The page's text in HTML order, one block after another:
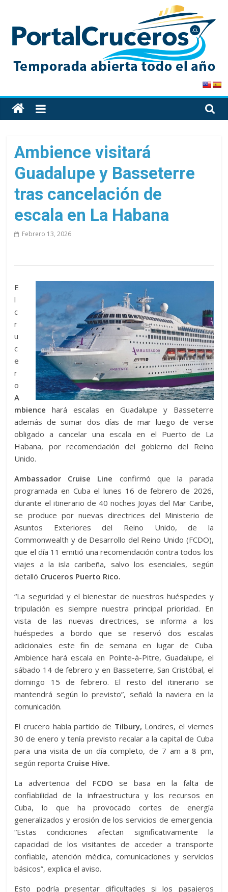
content
PortalCruceros
Toda
la
cruceros
en
solo
Ambience visitará
Guadalupe y Basseterre
tras cancelación de
escala en La Habana
Febrero 13, 2026
E
l
c
r
u
c
e
r
o
A
mbience hará escalas en Guadalupe y Basseterre
además de sumar dos días de mar luego de verse
obligado a cancelar una escala en el Puerto de La
Habana, por recomendación del gobierno del Reino
Unido.
Ambassador Cruise Line confirmó que la parada
programada en Cuba el lunes 16 de febrero de 2026,
durante el itinerario de 40 noches Joyas del Mar Caribe,
se produce por nuevas directrices del Ministerio de
Asuntos Exteriores del Reino Unido, de la
Commonwealth y de Desarrollo del Reino Unido (FCDO),
que el día 11 emitió una recomendación contra todos los
viajes a la isla caribeña, salvo los esenciales, según
detalló Cruceros Puerto Rico.
“La seguridad y el bienestar de nuestros huéspedes y
tripulación es siempre nuestra principal prioridad. En
vista de las nuevas directrices, se informa a los
huéspedes a bordo que se reservó dos escalas
adicionales este fin de semana en lugar de Cuba.
Ambience hará escala en Pointe-à-Pitre, Guadalupe, el
sábado 14 de febrero y en Basseterre, San Cristóbal, el
domingo 15 de febrero. El resto del itinerario se
mantendrá según lo previsto”, señaló la naviera en la
comunicación.
El crucero había partido de Tilbury, Londres, el viernes
30 de enero y tenía previsto recalar a la capital de Cuba
para una visita de un día completo, de 7 am a 8 pm,
según reporta Cruise Hive.
La advertencia del FCDO se basa en la falta de
confiabilidad de la infraestructura y los recursos en
Cuba, lo que ha provocado cortes de energía
generalizados y erosión de los servicios de emergencia.
“Estas condiciones afectan significativamente la
capacidad de los visitantes de acceder a transporte
confiable, atención médica, comunicaciones y servicios
básicos”, explica el aviso.
Esto podría presentar dificultades si los pasajeros